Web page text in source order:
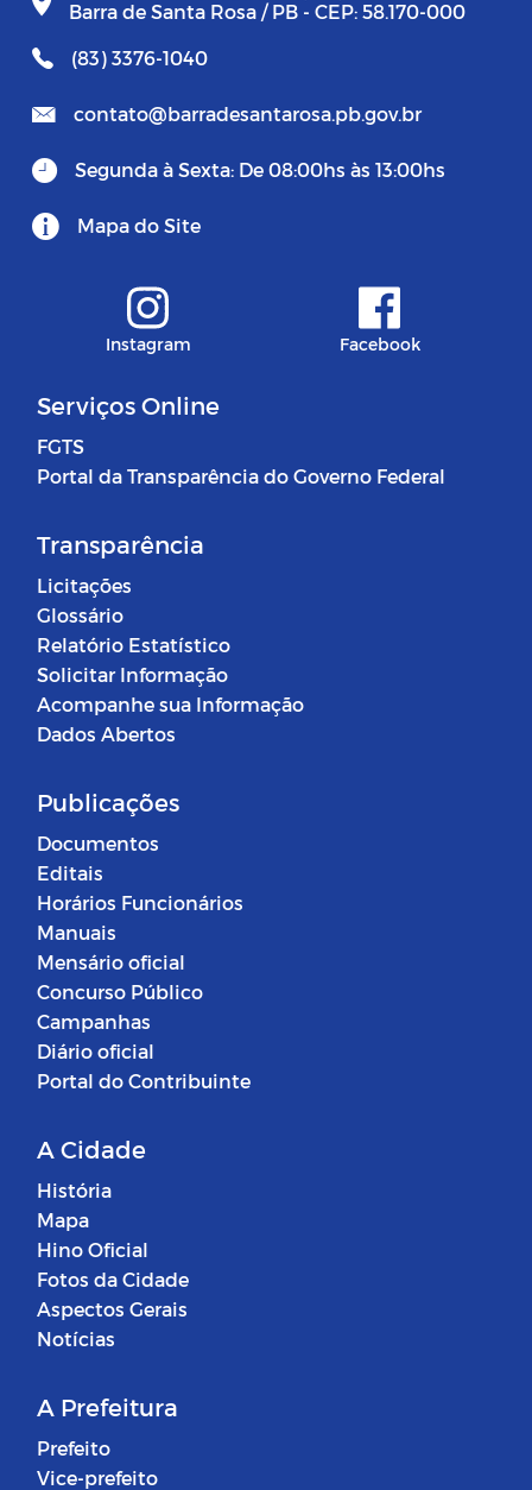
Barra de Santa Rosa / PB - CEP: 58.170-000
(83) 3376-1040
contato@barradesantarosa.pb.gov.br
Segunda à Sexta: De 08:00hs às 13:00hs
Mapa do Site
Instagram Facebook
Serviços Online
FGTS
Portal da Transparência do Governo Federal
Transparência
Licitações
Glossário
Relatório Estatístico
Solicitar Informação
Acompanhe sua Informação
Dados Abertos
Publicações
Documentos
Editais
Horários Funcionários
Manuais
Mensário oficial
Concurso Público
Campanhas
Diário oficial
Portal do Contribuinte
A Cidade
História
Mapa
Hino Oficial
Fotos da Cidade
Aspectos Gerais
Notícias
A Prefeitura
Prefeito
Vice-prefeito